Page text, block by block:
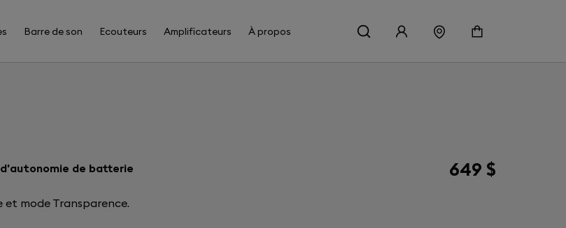
Barre de son Ecouteurs Amplificateurs À propos
de batterie
et mode Transparence.
649 $